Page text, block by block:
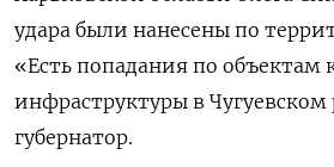
удара были нанесены по
«Есть попадания по объектам
инфраструктуры в Чугуевском
губернатор.